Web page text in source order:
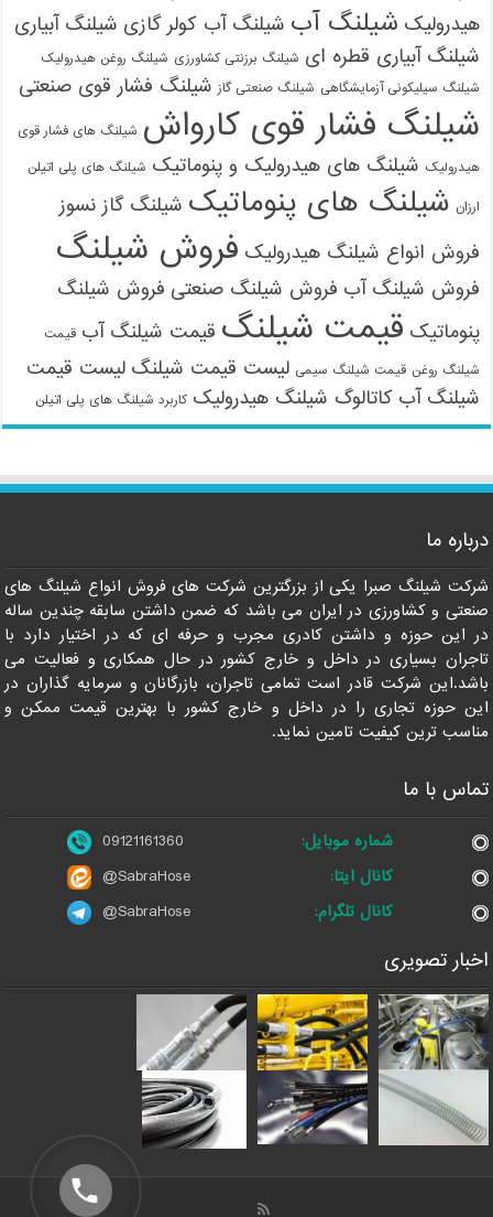
هیدرولیک شیلنگ آب شیلنگ آب کولر گازی شیلنگ آبیاری
شیلنگ آبیاری قطره ای شیلنگ برزنتی کشاورزی شیلنگ روغن هیدرولیک
شیلنگ سیلیکونی آزمایشگاهی شیلنگ صنعتی گاز شیلنگ فشار قوی صنعتی
شیلنگ فشار قوی کارواش شیلنگ های فشار قوی
هیدرولیک شیلنگ های هیدرولیک و پنوماتیک شیلنگ های پلی اتیلن
ارزان شیلنگ های پنوماتیک شیلنگ گاز نسوز
فروش انواع شیلنگ هیدرولیک فروش شیلنگ
فروش شیلنگ آب فروش شیلنگ صنعتی فروش شیلنگ
پنوماتیک قیمت شیلنگ قیمت شیلنگ آب قیمت
شیلنگ روغن قیمت شیلنگ سیمی لیست قیمت شیلنگ لیست قیمت
شیلنگ آب کاتالوگ شیلنگ هیدرولیک کاربرد شیلنگ های پلی اتیلن
درباره ما
شرکت شیلنگ صبرا یکی از بزرگترین شرکت های فروش انواع شیلنگ های
صنعتی و کشاورزی در ایران می باشد که ضمن داشتن سابقه چندین ساله
در این حوزه و داشتن کادری مجرب و حرفه ای که در اختیار دارد با
تاجران بسیاری در داخل و خارج کشور در حال همکاری و فعالیت می
باشد.این شرکت قادر است تمامی تاجران، بازرگانان و سرمایه گذاران در
این حوزه تجاری را در داخل و خارج کشور با بهترین قیمت ممکن و
مناسب ترین کیفیت تامین نماید.
تماس با ما
شماره موبایل:
09121161360
کانال ایتا:
@SabraHose
کانال تلگرام:
@SabraHose
اخبار تصویری